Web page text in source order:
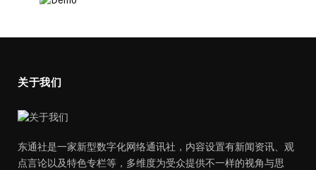
关于我们
东通社是一家新型数字化网络通讯社，内容设置有新闻资讯、观
点言论以及特色专栏等，多维度为受众提供不一样的视角与思